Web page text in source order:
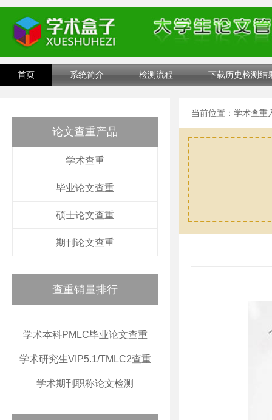
首页 系统简介 检测流程 下载历史检测结
论文查重产品
学术查重
毕业论文查重
硕士论文查重
期刊论文查重
查重销量排行
学术本科PMLC毕业论文查重
学术研究生VIP5.1/TMLC2查重
学术期刊职称论文检测
当前位置： 学术查重